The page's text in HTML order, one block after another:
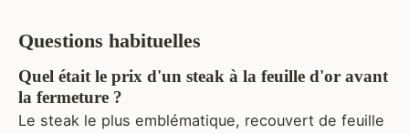
Questions habituelles
Quel était le prix d'un steak à la feuille d'or avant
la fermeture ?
Le steak le plus emblématique, recouvert de feuille